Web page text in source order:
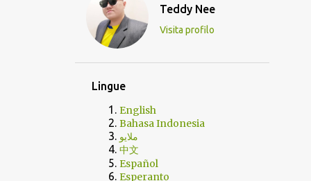
Teddy Nee
Visita profilo
Lingue
English
Bahasa Indonesia
ملايو
中文
Español
Esperanto